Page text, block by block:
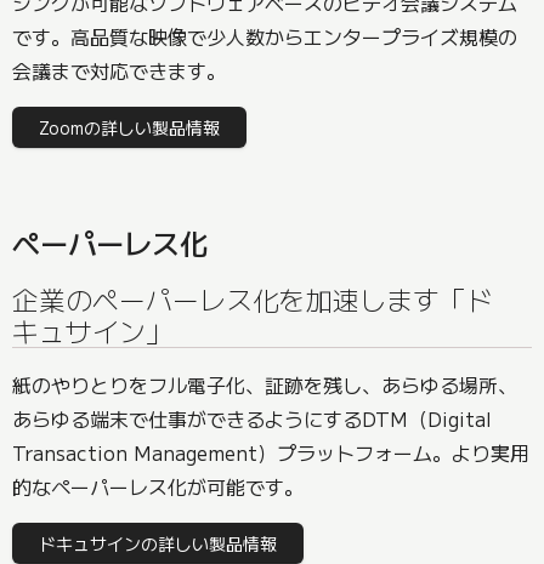
です。高品質な映像で少人数からエンタープライズ規模の
会議まで対応できます。
Zoomの詳しい製品情報
ペーパーレス化
企業のペーパーレス化を加速します「ド
キュサイン」
紙のやりとりをフル電子化、証跡を残し、あらゆる場所、
あらゆる端末で仕事ができるようにするDTM（Digital
Transaction Management）プラットフォーム。より実用
的なペーパーレス化が可能です。
ドキュサインの詳しい製品情報